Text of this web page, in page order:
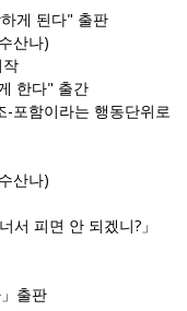
게 된다" 출판
산나)
한다" 출간
포함이라는 행동단위로
산나)
서 피면 안 되겠니?」
출판